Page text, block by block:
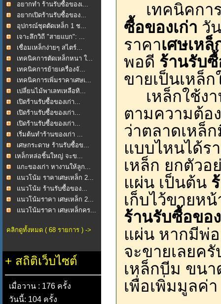
อยากทำ ร้านรับซื้อของเ...
อยากเปิดร้านรับซื้อของ...
อุปกรณ์ชุดตัดเหล็ก 1 ช...
เจาะลึกวิถี "สายแบก": ...
เชื่อมเหล็กง่ายๆ สไตร์...
เทคนิคการตัดเหล็กหนา ใ...
เทคนิคการย้ายเครื่องจั...
เทคนิคการเพิ่มราคาเศษเ...
เปลี่ยนไม้พาเลทเหลือทิ...
เปิดร้านรับซื้อของเก่า...
เปิดร้านรับซื้อของเก่า...
เปิดร้านรับซื้อของเก่า...
เริ่มต้นทำร้านของเก่า ...
เศษกระดาษ ร้านรับซื้อข...
​เหล็กหล่อชิ้นใหญ่ จะข...
แกะของเก่า หางานให้ลูก...
แนวโน้ม ราคาเศษเหล็ก 2...
แนวโน้ม ร้านรับซื้อของ...
แนวโน้มราคา เศษเหล็ก 2...
แนวโน้มราคา เศษเหล็กคร...
คลิกดูทั้งหมด ( 68 รายการ ) ->
+ สถิติเว็บไซต์
เมื่อวาน : 176 ครั้ง
วันนี้: 104 ครั้ง
เทคนิคกา
ซื้อของเก่า วั
ราคาเศษเห
พอดี ร้านรับซื้
ขายเป็นเหล็
เหล็กใช้งา
ตามความต้อ
ว่าตลาดเหล็
แบบไหนได้ร
เหล็ก ยกตัวอ
แผ่น เป็นต้น
เก็บไว้ขายห
ร้านรับซื้อขอ
แผ่น หากมีพ่
จะขายเลยครั
เหล็กบีม ขนา
เพื่อเพิ่มมูลค่า